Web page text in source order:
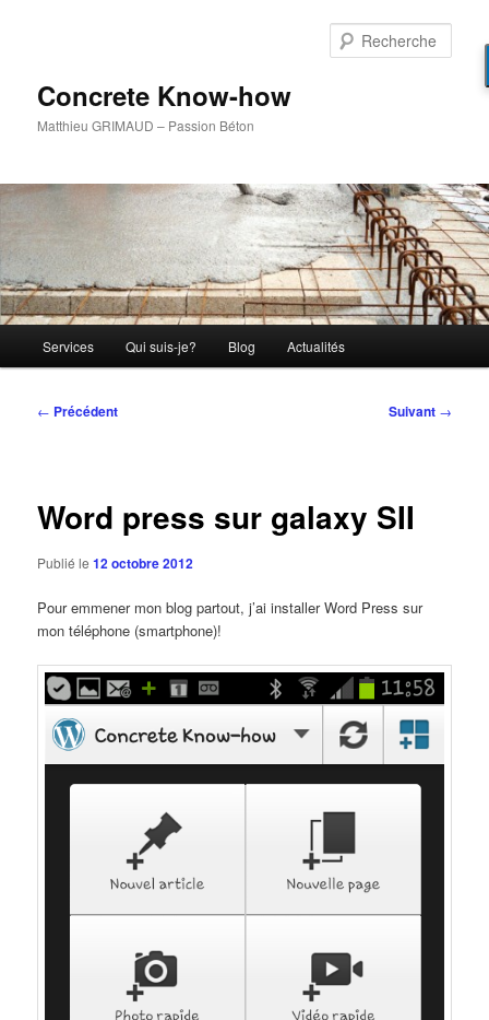
Concrete Know-how
Matthieu GRIMAUD – Passion Béton
principal
Services Qui suis-je? Blog Actualités
Navigation
← Précédent Suivant →
Word press sur galaxy SII
Publié le12 octobre 2012
Pour emmener mon blog partout, j’ai installer Word Press sur
mon téléphone (smartphone)!